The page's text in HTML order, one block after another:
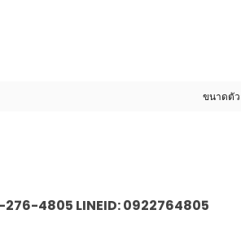
ขนาดตั
276-4805 LINEID: 0922764805